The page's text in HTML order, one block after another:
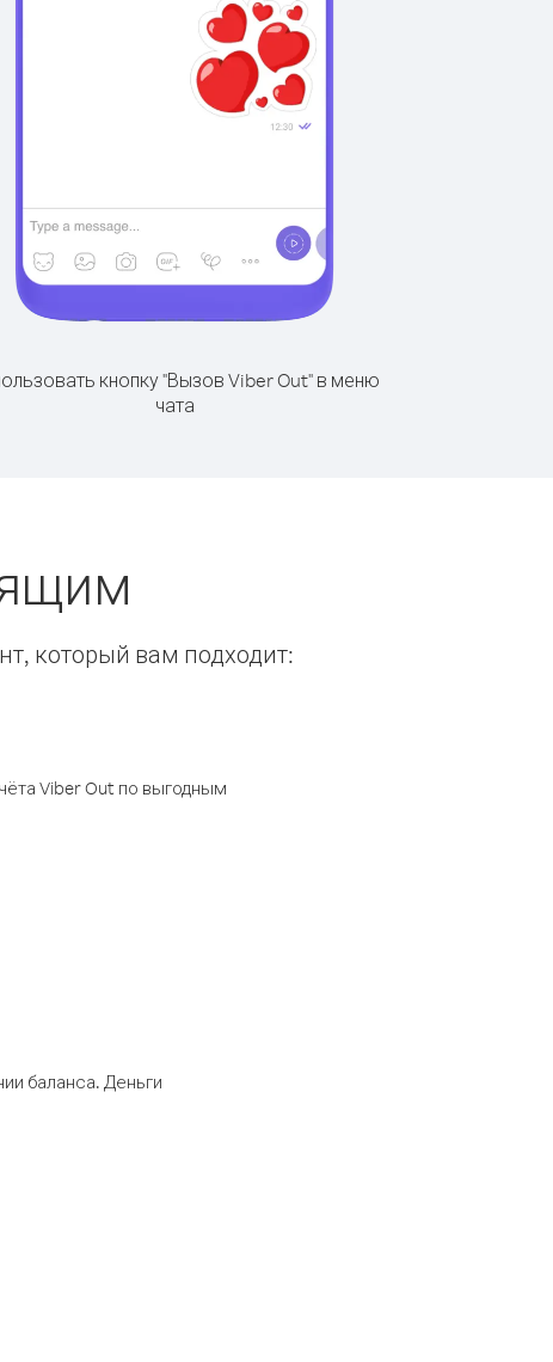
кнопку "Вызов Viber Out" в меню
чата
который вам подходит:
Viber Out по выгодным
баланса. Деньги